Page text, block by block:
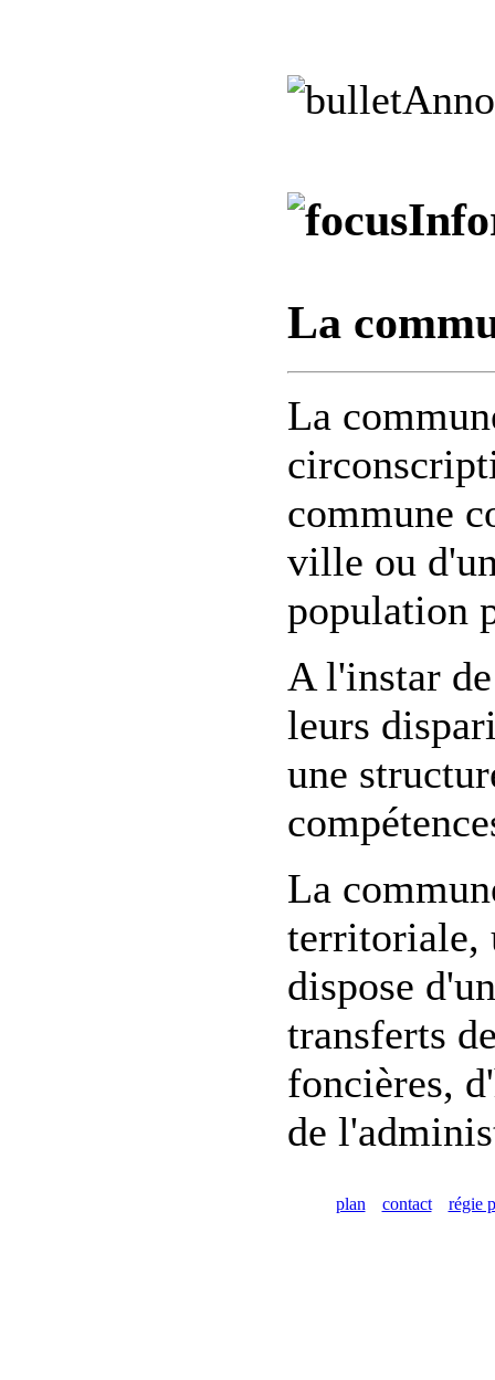
La
La
commune
ville ou
population
A l'instar
leurs
une
La
territoriale,
dispose
transferts
foncières,
de
plan contact régie